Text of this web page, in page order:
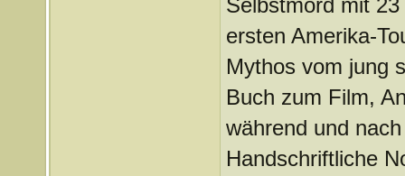
Selbstmord mit
ersten Amerika-
Mythos vom jung
Buch zum Film,
während und
Handschriftliche